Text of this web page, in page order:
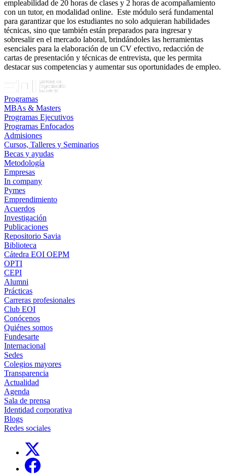
empleabilidad de 20 horas de clases y 2 horas de acompañamiento
con un tutor, en modalidad online. Este módulo será fundamental
para garantizar que los estudiantes no solo adquieran habilidades
técnicas, sino que también están preparados para ingresar y
sobresalir en el mercado laboral, brindándoles las herramientas
esenciales para la elaboración de un CV efectivo, redacción de
cartas de presentación y técnicas de entrevista, que les permita
destacar sus competencias y aumentar sus oportunidades de empleo.
Programas
MBAs & Masters
Programas Ejecutivos
Programas Enfocados
Admisiones
Cursos, Talleres y Seminarios
Becas y ayudas
Metodología
Empresas
In company
Pymes
Emprendimiento
Acuerdos
Investigación
Publicaciones
Repositorio Savia
Biblioteca
Cátedra EOI OEPM
OPTI
CEPI
Alumni
Prácticas
Carreras profesionales
Club EOI
Conócenos
Quiénes somos
Fundesarte
Internacional
Sedes
Colegios mayores
Transparencia
Actualidad
Agenda
Sala de prensa
Identidad corporativa
Blogs
Redes sociales
Links, Opens in this window